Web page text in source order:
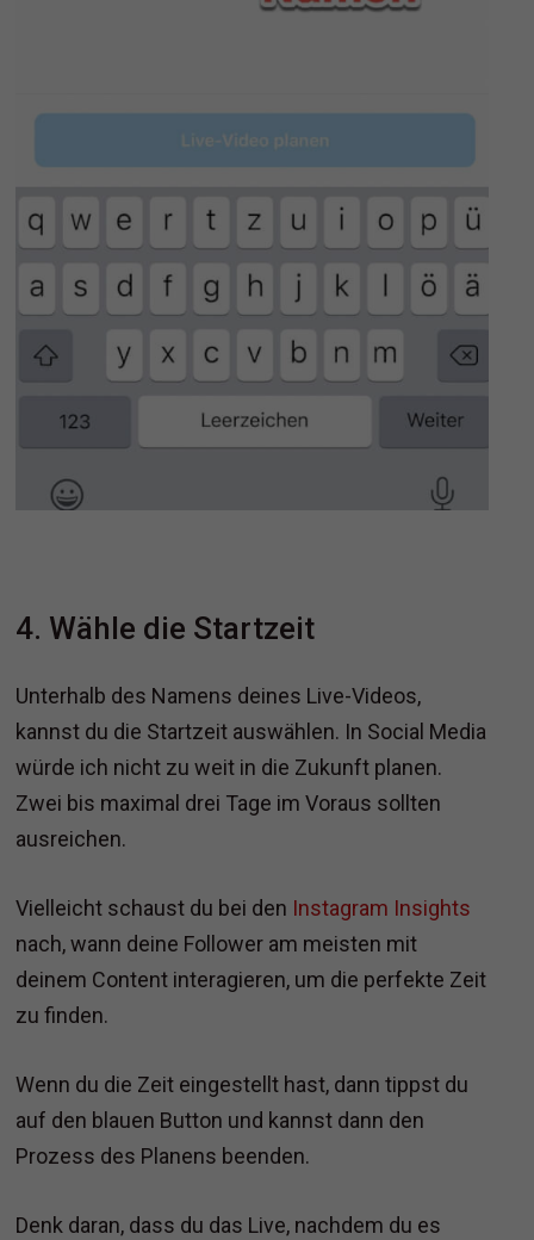
4. Wähle die Startzeit
Unterhalb des Namens deines Live-Videos,
kannst du die Startzeit auswählen. In Social Media
würde ich nicht zu weit in die Zukunft planen.
Zwei bis maximal drei Tage im Voraus sollten
ausreichen.
Vielleicht schaust du bei den Instagram Insights
nach, wann deine Follower am meisten mit
deinem Content interagieren, um die perfekte Zeit
zu finden.
Wenn du die Zeit eingestellt hast, dann tippst du
auf den blauen Button und kannst dann den
Prozess des Planens beenden.
Denk daran, dass du das Live, nachdem du es